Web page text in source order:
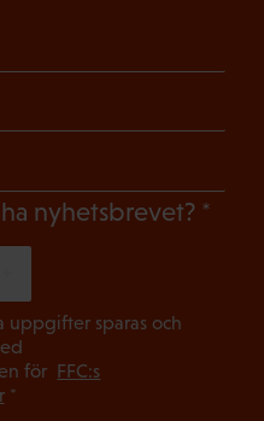
nyhetsbrevet?
uppgifter sparas och
för FFC:s
*